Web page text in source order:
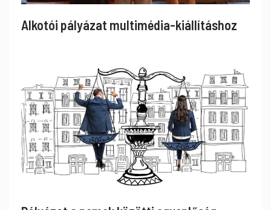
Alkotói pályázat multimédia-kiállításhoz